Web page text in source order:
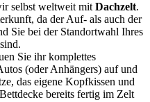
selbst weltweit mit Dachzelt.
da der Auf- als auch der
Sie bei der Standortwahl Ihres
Sie ihr komplettes
(oder Anhängers) auf und
das eigene Kopfkissen und
bereits fertig im Zelt